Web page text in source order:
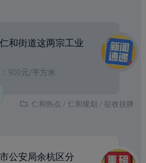
和街道这两宗工业
900元/平方米
仁和热点 / 仁和规划 / 征收挂牌
公安局余杭区分